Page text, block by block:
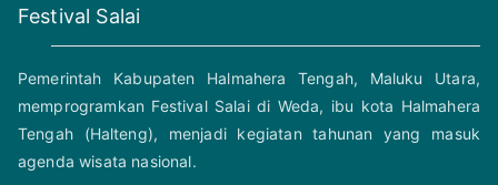
Festival Salai
Pemerintah Kabupaten Halmahera Tengah, Maluku Utara,
memprogramkan Festival Salai di Weda, ibu kota Halmahera
Tengah (Halteng), menjadi kegiatan tahunan yang masuk
agenda wisata nasional.